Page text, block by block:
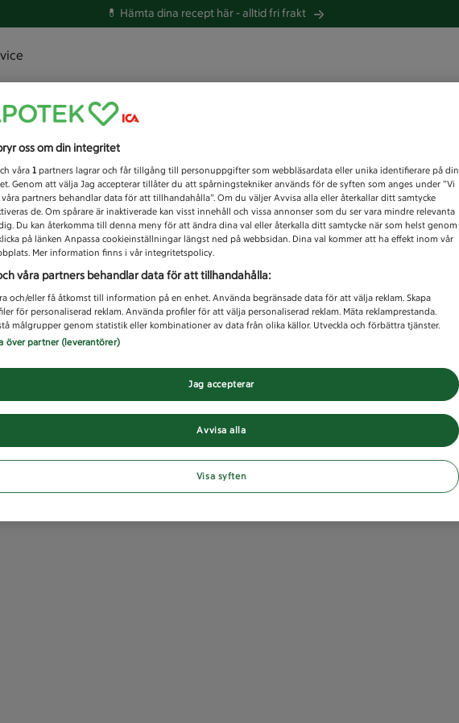
💊 Hämta dina recept här -alltid fri frakt
letar du efter idag?
Unknown error
oss om din integritet
våra 1 partners lagrar och får tillgång till personuppgifter som webbläsardata eller unika identifierare på din
Genom att välja Jag accepterar tillåter du att spårningstekniker används för de syften som anges under ”Vi
partners behandlar data för att tillhandahålla”. Om du väljer Avvisa alla eller återkallar ditt samtycke
de. Om spårare är inaktiverade kan visst innehåll och vissa annonser som du ser vara mindre relevanta
Du kan återkomma till denna meny för att ändra dina val eller återkalla ditt samtycke när som helst genom
på länken Anpassa cookieinställningar längst ned på webbsidan. Dina val kommer att ha effekt inom vår
Mer information finns i vår integritetspolicy.
våra partners behandlar data för att tillhandahålla:
och/eller få åtkomst till information på en enhet. Använda begränsade data för att välja reklam. Skapa
för personaliserad reklam. Använda profiler för att välja personaliserad reklam. Mäta reklamprestanda.
målgrupper genom statistik eller kombinationer av data från olika källor. Utveckla och förbättra tjänster.
över partner (leverantörer)
Avvisa alla
Jag accepterar
Visa syften